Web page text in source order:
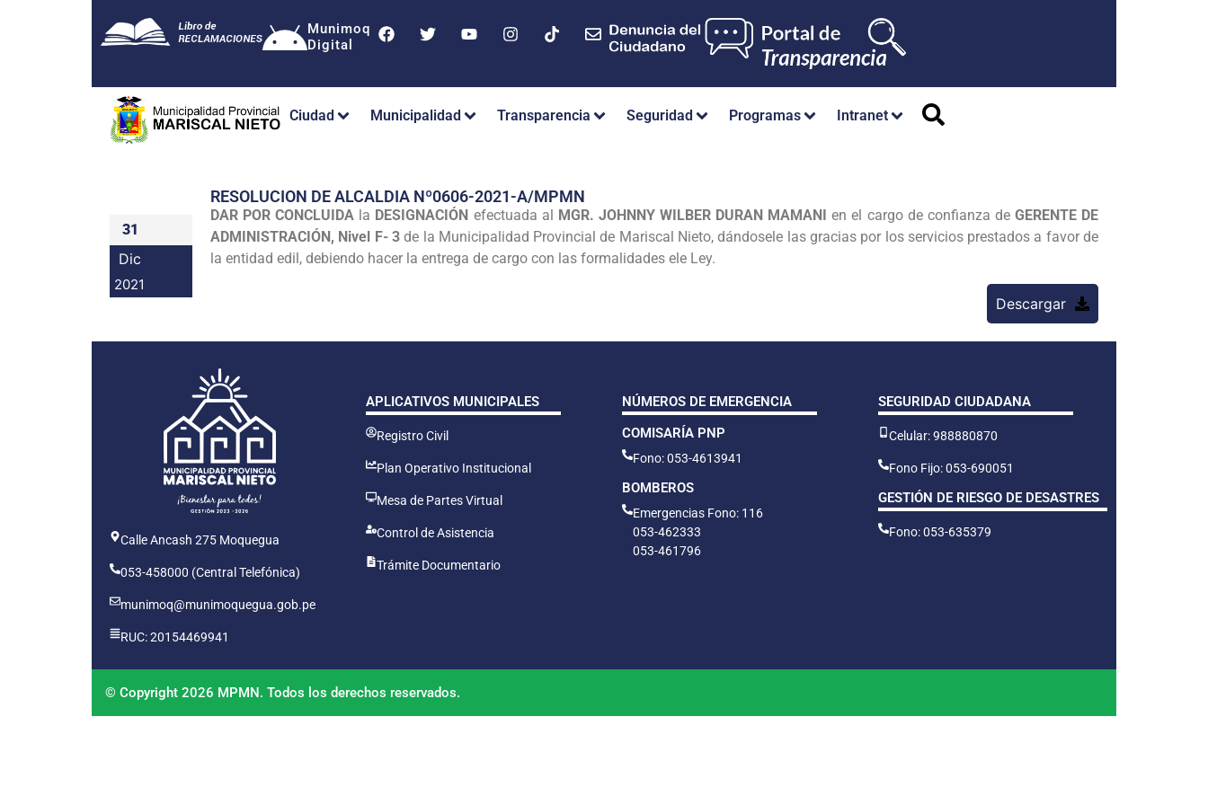
Munimoq
Digital
Ciudad Municipalidad Transparencia Seguridad Programas Intranet
31
Dic
2021
RESOLUCION DE ALCALDIA Nº0606-2021-A/MPMN
DAR POR CONCLUIDA la DESIGNACIÓN efectuada al MGR. JOHNNY WILBER DURAN MAMANI en el cargo de confianza de GERENTE DE
ADMINISTRACIÓN, Nivel F- 3de la Municipalidad Provincial de Mariscal Nieto, dándosele las gracias por los servicios prestados a favor de
la entidad edil, debiendo hacer la entrega de cargo con las formalidades ele Ley.
Descargar
Calle Ancash 275 Moquegua
053-458000 (Central Telefónica)
munimoq@munimoquegua.gob.pe
RUC: 20154469941
APLICATIVOS MUNICIPALES
Registro Civil
Plan Operativo Institucional
Mesa de Partes Virtual
Control de Asistencia
Trámite Documentario
NÚMEROS DE EMERGENCIA
COMISARÍA PNP
Fono: 053-4613941
BOMBEROS
Emergencias Fono: 116
053-462333
053-461796
SEGURIDAD CIUDADANA
Celular: 988880870
Fono Fijo: 053-690051
GESTIÓN DE RIESGO DE DESASTRES
Fono: 053-635379
© Copyright 2026 MPMN. Todos los derechos reservados.